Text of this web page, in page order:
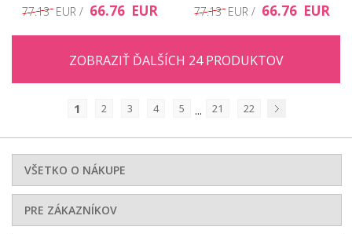
77.13 EUR / 66.76 EUR
77.13 EUR / 66.76 EUR
ZOBRAZIŤ ĎALŠÍCH 24 PRODUKTOV
1 2 3 4 5 ... 21
22
VŠETKO O NÁKUPE
PRE ZÁKAZNÍKOV